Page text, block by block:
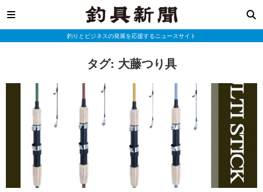
釣りとビジネスの発展を応援するニュースサイト
タグ: 大藤つり具